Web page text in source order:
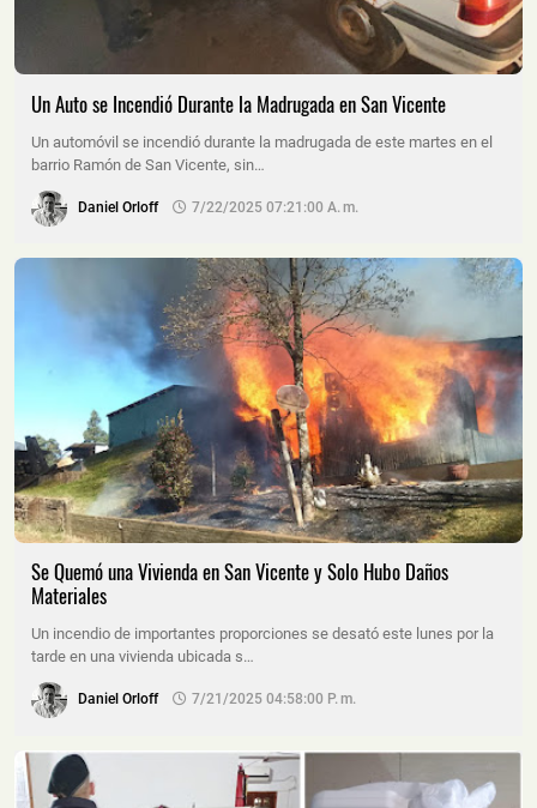
Un Auto se Incendió Durante la Madrugada en San Vicente
Un automóvil se incendió durante la madrugada de este martes en el
barrio Ramón de San Vicente, sin…
Daniel Orloff 7/22/2025 07:21:00 A. M.
Se Quemó una Vivienda en San Vicente y Solo Hubo Daños
Materiales
Un incendio de importantes proporciones se desató este lunes por la
tarde en una vivienda ubicada s…
Daniel Orloff 7/21/2025 04:58:00 P. M.